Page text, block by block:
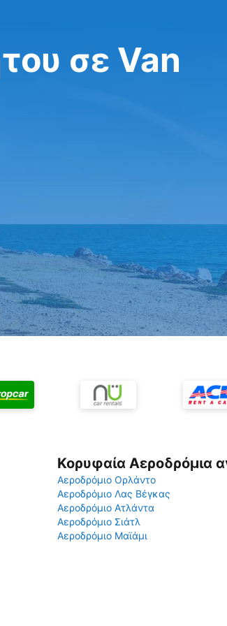
σε Van
Κορυφαία Αεροδρόμια
Αεροδρόμιο Ορλάντο
Αεροδρόμιο Λας Βέγκας
Αεροδρόμιο Ατλάντα
Αεροδρόμιο Σιάτλ
Αεροδρόμιο Μαϊάμι